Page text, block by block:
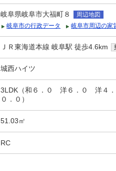
岐阜県岐阜市大福町８
周辺地図
岐阜市の行政データ
岐阜市周辺の家
ＪＲ東海道本線 岐阜駅 徒歩4.6km
城西ハイツ
3LDK（和６．０ 洋６．０ 洋４
０．０）
51.03㎡
RC